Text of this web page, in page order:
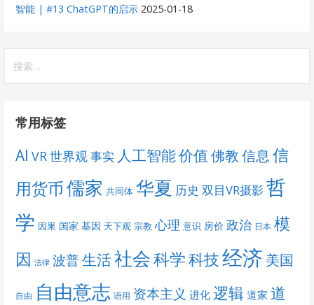
智能 | #13 ChatGPT的启示 2025-01-18
索：
常用标签
AI VR世界观事实 人工智能价值佛教信息信
用货币儒家 共同体 华夏 历史 双目VR摄影 哲
学 因果 国家 基因 天下观 宗教 心理 意识 房价 政治 日本 模
因 法律 波普生活社会科学科技经济 美国
自由 自由意志 语用 资本主义 进化 逻辑 道家 道